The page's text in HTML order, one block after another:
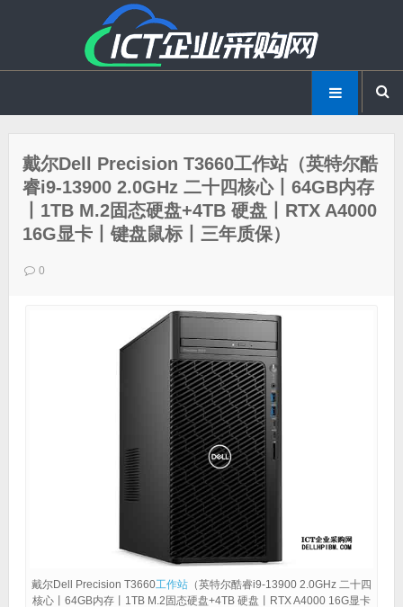
戴尔Dell Precision T3660工作站（英特尔酷
睿i9-13900 2.0GHz 二十四核心丨64GB内存
丨1TB M.2固态硬盘+4TB 硬盘丨RTX A4000
16G显卡丨键盘鼠标丨三年质保）
0
戴尔Dell Precision T3660工作站（英特尔酷睿i9-13900 2.0GHz 二十四
核心丨64GB内存丨1TB M.2固态硬盘+4TB 硬盘丨RTX A4000 16G显卡